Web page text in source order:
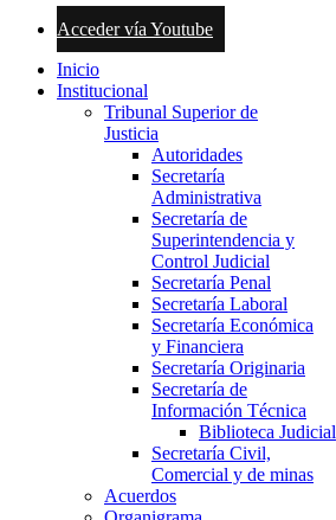
Acceder vía Youtube
Inicio
Institucional
Tribunal Superior de
Justicia
Autoridades
Secretaría
Administrativa
Secretaría de
Superintendencia y
Control Judicial
Secretaría Penal
Secretaría Laboral
Secretaría Económica
y Financiera
Secretaría Originaria
Secretaría de
Información Técnica
Biblioteca Judicial
Secretaría Civil,
Comercial y de minas
Acuerdos